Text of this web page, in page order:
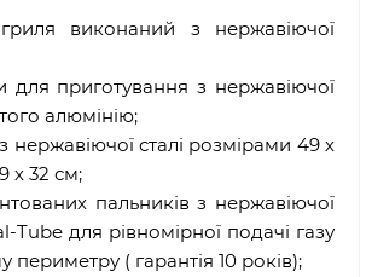
виконаний з нержавіючої
для приготування з нержавіючої
алюмінію;
нержавіючої сталі розмірами 49 х
х 32 см;
пальників з нержавіючої
Tube для рівномірної подачі газу
периметру ( гарантія 10 років);